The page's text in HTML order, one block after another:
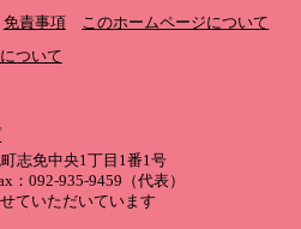
免責事項
このホームページについて
ついて
志免中央1丁目1番1号
092-935-9459（代表）
ていただいています